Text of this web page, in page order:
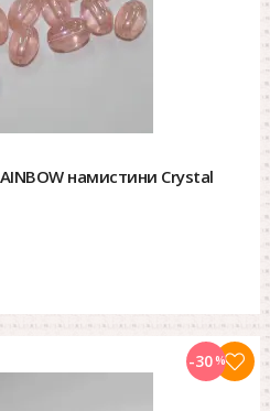
намистини Crystal
-30%